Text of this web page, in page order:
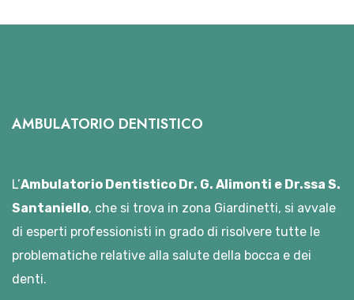
AMBULATORIO DENTISTICO
L’Ambulatorio Dentistico Dr. G. Alimonti e Dr.ssa S.
Santaniello, che si trova in zona Giardinetti, si avvale
di esperti professionisti in grado di risolvere tutte le
problematiche relative alla salute della bocca e dei
denti.